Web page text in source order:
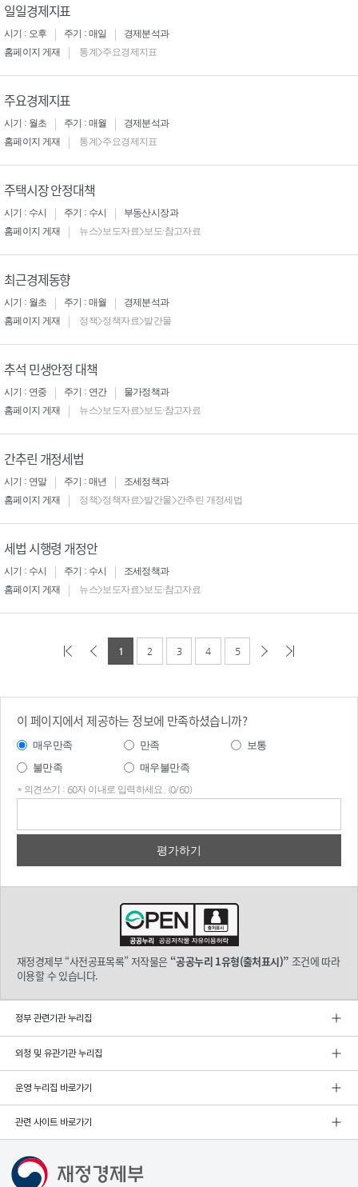
일일경제지표
시기 : 오후 주기 : 매일
경제분석과
홈페이지 게재
통계>주요경제지표
주요경제지표
시기 : 월초 주기 : 매월
경제분석과
홈페이지 게재
통계>주요경제지표
주택시장 안정대책
시기 : 수시 주기 : 수시
부동산시장과
홈페이지 게재
뉴스>보도자료>보도·참고자료
최근경제동향
시기 : 월초 주기 : 매월
경제분석과
홈페이지 게재
정책>정책자료>발간물
추석 민생안정 대책
시기 : 연중 주기 : 연간
물가정책과
홈페이지 게재
뉴스>보도자료>보도·참고자료
간추린 개정세법
시기 : 연말 주기 : 매년
조세정책과
홈페이지 게재
정책>정책자료>발간물>간추린 개정세법
세법 시행령 개정안
시기 : 수시 주기 : 수시
조세정책과
홈페이지 게재
뉴스>보도자료>보도·참고자료
1 2 3 4 5
이 페이지에서 제공하는 정보에 만족하셨습니까?
매우만족 만족
보통
불만족
매우불만족
* 의견쓰기 : 60자 이내로 입력하세요. (0/60)
재정경제부 “사전공표목록” 저작물은 “공공누리 1유형(출처표시)” 조건에 따라
이용할 수 있습니다.
정부 관련기관 누리집
외청 및 유관기관 누리집
운영 누리집 바로가기
관련 사이트 바로가기